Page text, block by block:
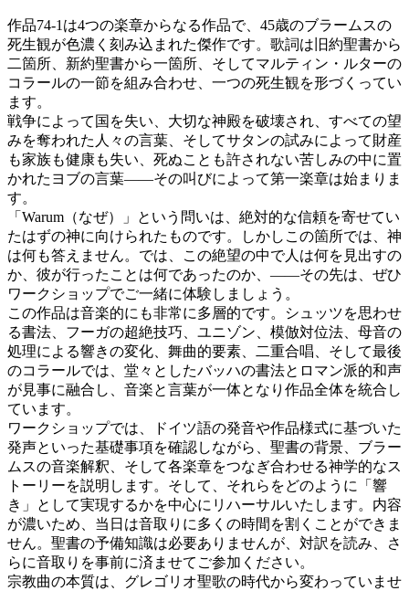
作品74-1は4つの楽章からなる作品で、45歳のブラームスの
死生観が色濃く刻み込まれた傑作です。歌詞は旧約聖書から
二箇所、新約聖書から一箇所、そしてマルティン・ルターの
コラールの一節を組み合わせ、一つの死生観を形づくってい
ます。
戦争によって国を失い、大切な神殿を破壊され、すべての望
みを奪われた人々の言葉、そしてサタンの試みによって財産
も家族も健康も失い、死ぬことも許されない苦しみの中に置
かれたヨブの言葉——その叫びによって第一楽章は始まりま
す。
「Warum（なぜ）」という問いは、絶対的な信頼を寄せてい
たはずの神に向けられたものです。しかしこの箇所では、神
は何も答えません。では、この絶望の中で人は何を見出すの
か、彼が行ったことは何であったのか、——その先は、ぜひ
ワークショップでご一緒に体験しましょう。
この作品は音楽的にも非常に多層的です。シュッツを思わせ
る書法、フーガの超絶技巧、ユニゾン、模倣対位法、母音の
処理による響きの変化、舞曲的要素、二重合唱、そして最後
のコラールでは、堂々としたバッハの書法とロマン派的和声
が見事に融合し、音楽と言葉が一体となり作品全体を統合し
ています。
ワークショップでは、ドイツ語の発音や作品様式に基づいた
発声といった基礎事項を確認しながら、聖書の背景、ブラー
ムスの音楽解釈、そして各楽章をつなぎ合わせる神学的なス
トーリーを説明します。そして、それらをどのように「響
き」として実現するかを中心にリハーサルいたします。内容
が濃いため、当日は音取りに多くの時間を割くことができま
せん。聖書の予備知識は必要ありませんが、対訳を読み、さ
らに音取りを事前に済ませてご参加ください。
宗教曲の本質は、グレゴリオ聖歌の時代から変わっていませ